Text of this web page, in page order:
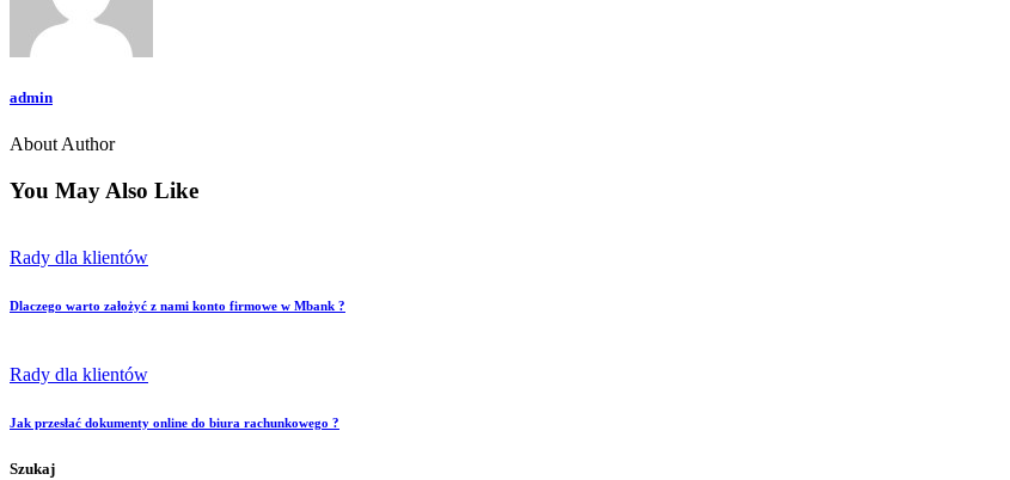
admin
About Author
You May Also Like
Rady dla klientów
Dlaczego warto założyć z nami konto firmowe w Mbank ?
Rady dla klientów
Jak przesłać dokumenty online do biura rachunkowego ?
Szukaj